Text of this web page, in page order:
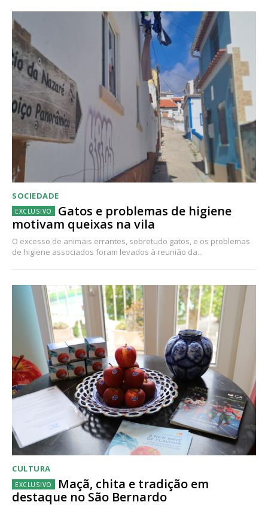
SOCIEDADE
Gatos e problemas de higiene
motivam queixas na vila
O excesso de animais errantes, sobretudo gatos, e os problemas
de higiene associados foram levados à reunião da...
CULTURA
Maçã, chita e tradição em
destaque no São Bernardo